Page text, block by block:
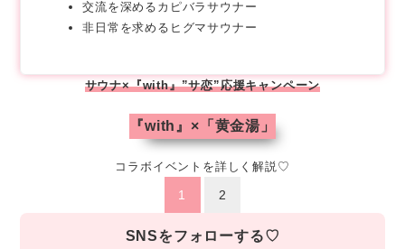
交流を深めるカピバラサウナー
非日常を求めるヒグマサウナー
サウナ×『with』”サ恋”応援キャンペーン
『with 』×「黄金湯」
コラボイベントを詳しく解説♡
1 2
SNSをフォローする♡